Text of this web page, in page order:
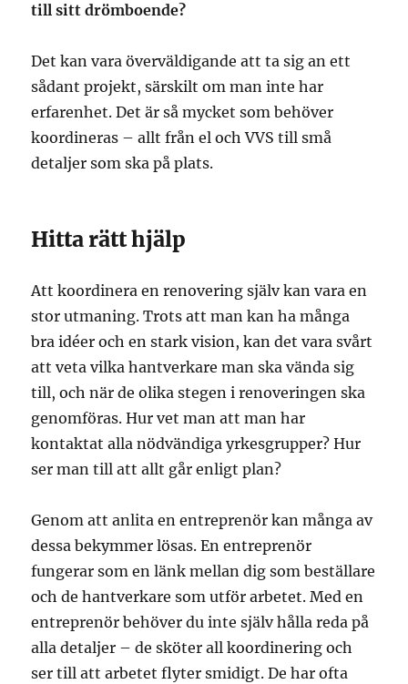
till sitt drömboende?
Det kan vara överväldigande att ta sig an ett
sådant projekt, särskilt om man inte har
erfarenhet. Det är så mycket som behöver
koordineras – allt från el och VVS till små
detaljer som ska på plats.
Hitta rätt hjälp
Att koordinera en renovering själv kan vara en
stor utmaning. Trots att man kan ha många
bra idéer och en stark vision, kan det vara svårt
att veta vilka hantverkare man ska vända sig
till, och när de olika stegen i renoveringen ska
genomföras. Hur vet man att man har
kontaktat alla nödvändiga yrkesgrupper? Hur
ser man till att allt går enligt plan?
Genom att anlita en entreprenör kan många av
dessa bekymmer lösas. En entreprenör
fungerar som en länk mellan dig som beställare
och de hantverkare som utför arbetet. Med en
entreprenör behöver du inte själv hålla reda på
alla detaljer – de sköter all koordinering och
ser till att arbetet flyter smidigt. De har ofta